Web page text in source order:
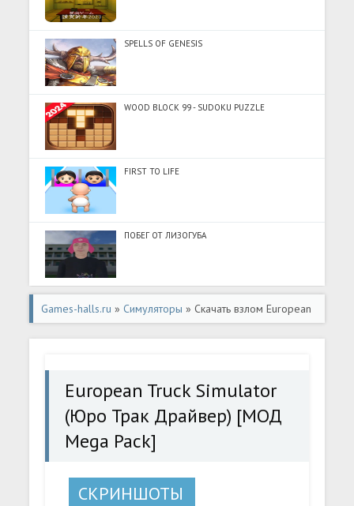
SPELLS OF GENESIS
WOOD BLOCK 99 - SUDOKU PUZZLE
FIRST TO LIFE
ПОБЕГ ОТ ЛИЗОГУБА
Games-halls.ru » Симуляторы » Скачать взлом European
Truck Simulator (Юро Трак Драйвер) [МОД Mega Pack] -
European Truck Simulator
(Юро Трак Драйвер) [МОД
Mega Pack]
СКРИНШОТЫ